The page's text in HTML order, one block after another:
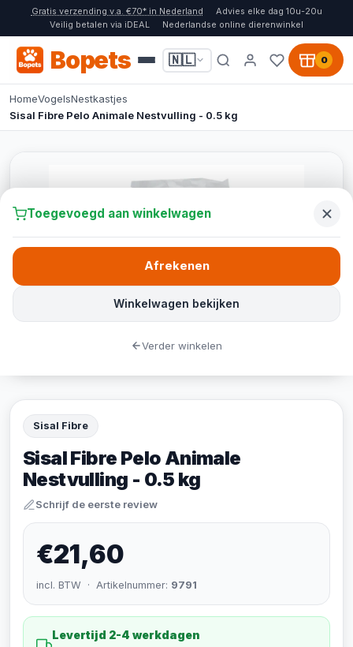
Gratis verzending v.a. €70* in Nederland
Advies elke dag 10u-20u
Veilig betalen via iDEAL
Nederlandse online dierenwinkel
Bopets 🇳🇱 0
HomeVogelsNestkastjes
Sisal Fibre Pelo Animale Nestvulling - 0.5 kg
Sisal Fibre
Sisal Fibre Pelo Animale
Nestvulling - 0.5 kg
Schrijf de eerste review
€21,60
incl. BTW · Artikelnummer: 9791
Levertijd 2-4 werkdagen
Toegevoegd aan winkelwagen
Winkelwagen bekijken
Afrekenen
Verder winkelen